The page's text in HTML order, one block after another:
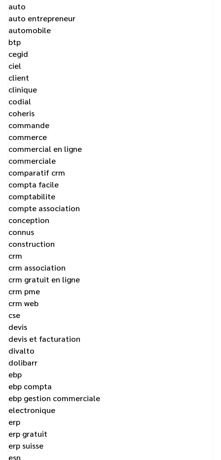
auto
auto entrepreneur
automobile
btp
cegid
ciel
client
clinique
codial
coheris
commande
commerce
commercial en ligne
commerciale
comparatif crm
compta facile
comptabilite
compte association
conception
connus
construction
crm
crm association
crm gratuit en ligne
crm pme
crm web
cse
devis
devis et facturation
divalto
dolibarr
ebp
ebp compta
ebp gestion commerciale
electronique
erp
erp gratuit
erp suisse
esn